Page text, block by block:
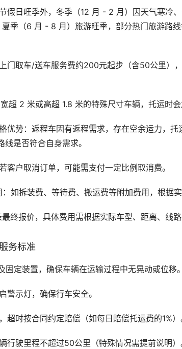
假日旺季外，冬季（12 月 - 2 月）因天气寒冷、
季（6 月 - 8 月）旅游旺季，部分热门旅游路
门取车/送车服务费约200元起步（含50公里）
超 2 米或高超 1.8 米的特殊尺寸车辆，托运时
优势：返程车因有返程需求，存在空余运力，
是否符合自身需求。
客户取消订单，可能需支付一定比例取消费。
如拆装费、等待费、搬运费等附加费用，根据
终报价，具体费用需根据实际车型、距离、线路
务标准
固定装置，确保车辆在运输过程中无晃动或位移。
警示灯，确保行车安全。
超时按合同约定赔偿（如每日赔偿托运费的1%）
行驶里程不超过50公里（特殊情况需提前说明）